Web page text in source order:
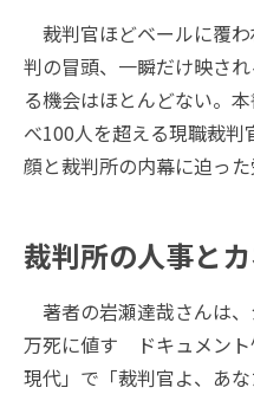
裁判官ほどベールに覆
判の冒頭、一瞬だけ映さ
る機会はほとんどない。
べ100人を超える現職裁
顔と裁判所の内幕に迫った
裁判所の人事と
著者の岩瀬達哉さんは
万死に値す ドキュメント
現代」で「裁判官よ、あ